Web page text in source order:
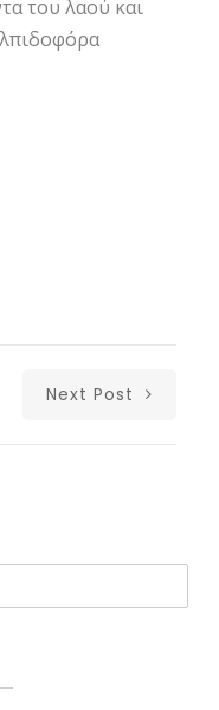
του λαού και
Next Post